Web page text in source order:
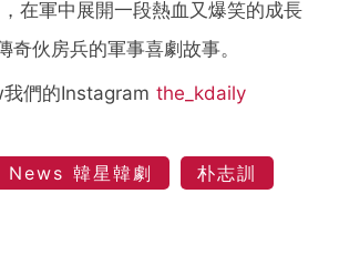
在軍中展開一段熱血又爆笑的成長
奇伙房兵的軍事喜劇故事。
們的Instagram the_kdaily
韓星韓劇 朴志訓